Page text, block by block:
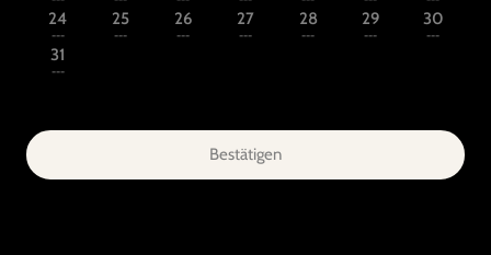
24
---
25
---
26
---
27
---
28
---
29
---
30
---
31
---
Bestätigen